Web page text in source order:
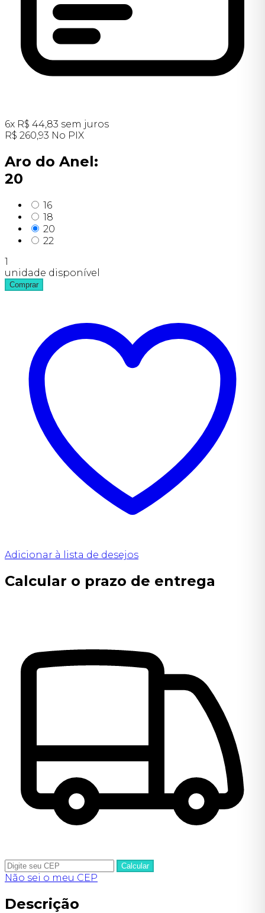
6x R$ 44,83 sem juros
R$ 260,93 No PIX
Aro do Anel:
20
16
18
20
22
1
unidade disponível
Comprar
Adicionar à lista de desejos
Calcular o prazo de entrega
Calcular
Não sei o meu CEP
Descrição